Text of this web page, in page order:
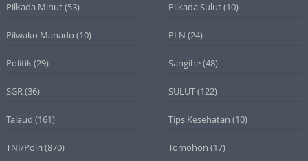
Pilkada Minut(53) Pilkada Sulut(10)
Pilwako Manado (10) PLN (24)
Politik(29) Sangihe(48)
SGR(36) SULUT(122)
Talaud (161) Tips Kesehatan (10)
TNI/Polri (870) Tomohon (17)